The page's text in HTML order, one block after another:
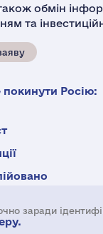
обмін
та
Росію:
заради